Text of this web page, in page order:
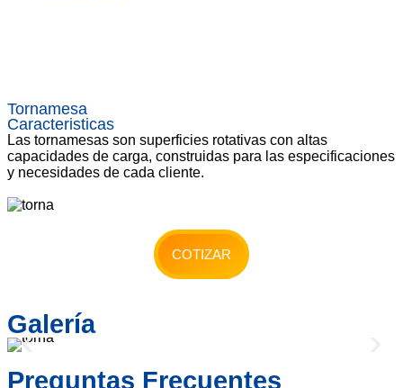
Tornamesa
Caracteristicas
Las tornamesas son superficies rotativas con altas
capacidades de carga, construidas para las especificaciones
y necesidades de cada cliente.
COTIZAR
Galería
Preguntas Frecuentes